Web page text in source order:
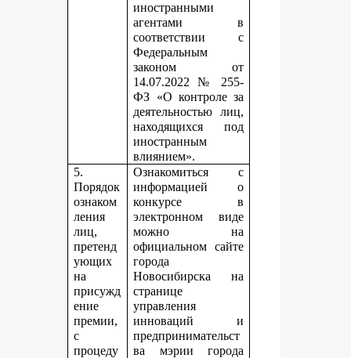
иностранными
агентами в
соответствии с
Федеральным
законом от
14.07.2022 № 255-
ФЗ «О контроле за
деятельностью лиц,
находящихся под
иностранным
влиянием».
5.
Порядок
ознаком
ления
лиц,
претенд
ующих
на
присужд
ение
премии,
с
процеду
Ознакомиться с
информацией о
конкурсе в
электронном виде
можно на
официальном сайте
города
Новосибирска на
странице
управления
инноваций и
предпринимательст
ва мэрии города